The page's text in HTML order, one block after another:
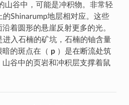
山谷中，可能是冲积物。非常轻
Shinarump地层相对应。这些
着圆形的悬崖反射更多的光。
入石楠的矿坑，石楠的铀含量
的斑点在（ p）是在断流处筑
谷中的页岩和冲积层支撑着鼠